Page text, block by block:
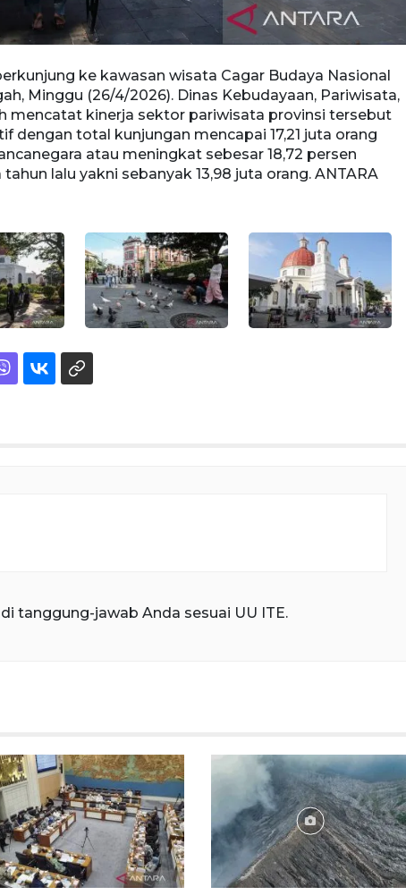
ke kawasan wisata Cagar Budaya Nasional
Minggu (26/4/2026). Dinas Kebudayaan, Pariwisata,
mencatat kinerja sektor pariwisata provinsi tersebut
dengan total kunjungan mencapai 17,21 juta orang
atau meningkat sebesar 18,72 persen
lalu yakni sebanyak 13,98 juta orang. ANTARA
tanggung-jawab Anda sesuai UU ITE.